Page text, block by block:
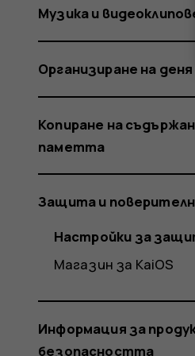
Музика и
Организиране на деня
Копиране на
паметта
Защита и
Настройки за
Магазин за KaiOS
Информация за
безопасността